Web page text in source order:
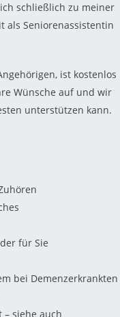
schließlich zu meiner
als Seniorenassistentin
ist kostenlos
Wünsche auf und wir
unterstützen kann.
für Sie
bei Demenzerkrankten
siehe auch